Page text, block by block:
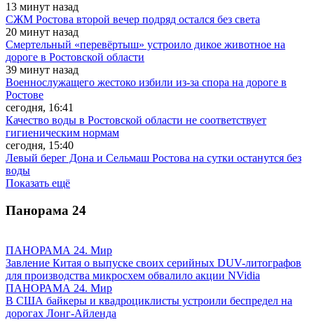
13 минут назад
СЖМ Ростова второй вечер подряд остался без света
20 минут назад
Смертельный «перевёртыш» устроило дикое животное на
дороге в Ростовской области
39 минут назад
Военнослужащего жестоко избили из-за спора на дороге в
Ростове
сегодня, 16:41
Качество воды в Ростовской области не соответствует
гигиеническим нормам
сегодня, 15:40
Левый берег Дона и Сельмаш Ростова на сутки останутся без
воды
Показать ещё
Панорама 24
ПАНОРАМА 24. Мир
Завление Китая о выпуске своих серийных DUV-литографов
для производства микросхем обвалило акции NVidia
ПАНОРАМА 24. Мир
В США байкеры и квадроциклисты устроили беспредел на
дорогах Лонг-Айленда